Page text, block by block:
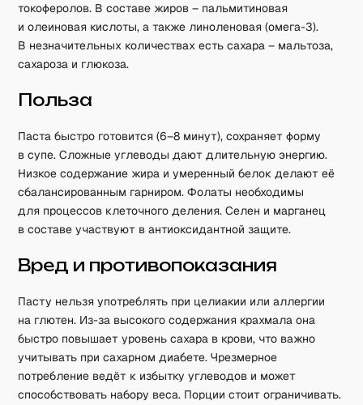
токоферолов. В составе жиров – пальмитиновая
и олеиновая кислоты, а также линоленовая (омега-3).
В незначительных количествах есть сахара – мальтоза,
сахароза и глюкоза.
Польза
Паста быстро готовится (6–8 минут), сохраняет форму
в супе. Сложные углеводы дают длительную энергию.
Низкое содержание жира и умеренный белок делают её
сбалансированным гарниром. Фолаты необходимы
для процессов клеточного деления. Селен и марганец
в составе участвуют в антиоксидантной защите.
Вред и противопоказания
Пасту нельзя употреблять при целиакии или аллергии
на глютен. Из-за высокого содержания крахмала она
быстро повышает уровень сахара в крови, что важно
учитывать при сахарном диабете. Чрезмерное
потребление ведёт к избытку углеводов и может
способствовать набору веса. Порции стоит ограничивать.